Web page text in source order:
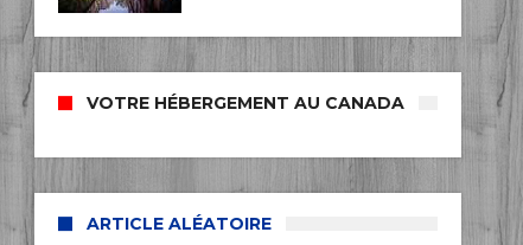
VOTRE HÉBERGEMENT AU CANADA
ARTICLE ALÉATOIRE